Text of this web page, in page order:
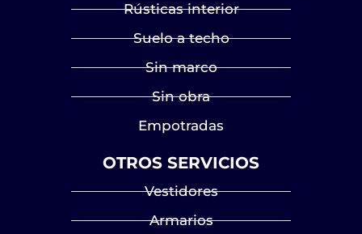
Rústicas interior
Suelo a techo
Sin marco
Sin obra
Empotradas
OTROS SERVICIOS
Vestidores
Armarios